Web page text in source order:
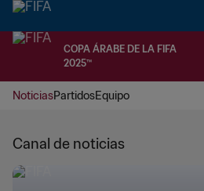
COPA ÁRABE DE LA FIFA
2025™
NoticiasPartidosEquipo
Canal de noticias